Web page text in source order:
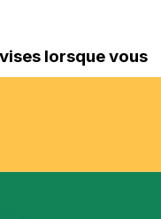
lorsque vous